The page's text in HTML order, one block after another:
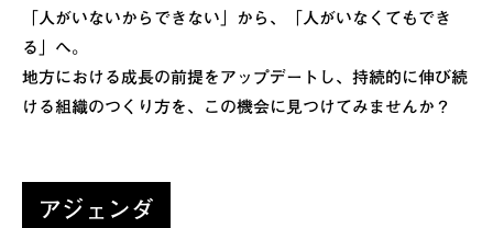
「人がいないからできない」から、「人がいなくてもでき
る」へ。
地方における成長の前提をアップデートし、持続的に伸び続
ける組織のつくり方を、この機会に見つけてみませんか？
アジェンダ